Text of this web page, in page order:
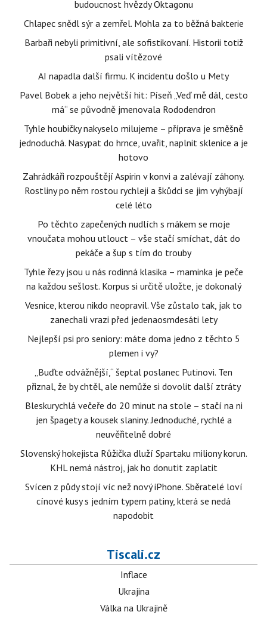
budoucnost hvězdy Oktagonu
Chlapec snědl sýr a zemřel. Mohla za to běžná bakterie
Barbaři nebyli primitivní, ale sofistikovaní. Historii totiž
psali vítězové
AI napadla další firmu. K incidentu došlo u Mety
Pavel Bobek a jeho největší hit: Píseň „Veď mě dál, cesto
má“ se původně jmenovala Rododendron
Tyhle houbičky nakyselo milujeme – příprava je směšně
jednoduchá. Nasypat do hrnce, uvařit, naplnit sklenice a je
hotovo
Zahrádkáři rozpouštějí Aspirin v konvi a zalévají záhony.
Rostliny po něm rostou rychleji a škůdci se jim vyhýbají
celé léto
Po těchto zapečených nudlích s mákem se moje
vnoučata mohou utlouct – vše stačí smíchat, dát do
pekáče a šup s tím do trouby
Tyhle řezy jsou u nás rodinná klasika – maminka je peče
na každou sešlost. Korpus si určitě uložte, je dokonalý
Vesnice, kterou nikdo neopravil. Vše zůstalo tak, jak to
zanechali vrazi před jedenaosmdesáti lety
Nejlepší psi pro seniory: máte doma jedno z těchto 5
plemen i vy?
„Buďte odvážnější,“ šeptal poslanec Putinovi. Ten
přiznal, že by chtěl, ale nemůže si dovolit další ztráty
Bleskurychlá večeře do 20 minut na stole – stačí na ni
jen špagety a kousek slaniny. Jednoduché, rychlé a
neuvěřitelně dobré
Slovenský hokejista Růžička dluží Spartaku miliony korun.
KHL nemá nástroj, jak ho donutit zaplatit
Svícen z půdy stojí víc než nový iPhone. Sběratelé loví
cínové kusy s jedním typem patiny, která se nedá
napodobit
Tiscali.cz
Inflace
Ukrajina
Válka na Ukrajině